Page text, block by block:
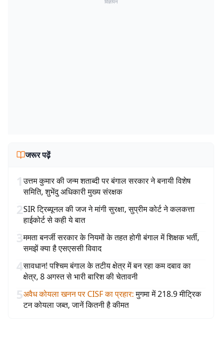
विज्ञापन
जरूर पढ़ें
1उत्तम कुमार की जन्म शताब्दी पर बंगाल सरकार ने बनायी विशेष
समिति, शुभेंदु अधिकारी मुख्य संरक्षक
2SIR ट्रिब्यूनल की जज ने मांगी सुरक्षा, सुप्रीम कोर्ट ने कलकत्ता
हाईकोर्ट से कही ये बात
3ममता बनर्जी सरकार के नियमों के तहत होगी बंगाल में शिक्षक भर्ती,
समझें क्या है एसएससी विवाद
4सावधान! पश्चिम बंगाल के तटीय क्षेत्र में बन रहा कम दबाव का
क्षेत्र, 8 अगस्त से भारी बारिश की चेतावनी
5अवैध कोयला खनन पर CISF का प्रहार: मुगमा में 218.9 मीट्रिक
टन कोयला जब्त, जानें कितनी है कीमत